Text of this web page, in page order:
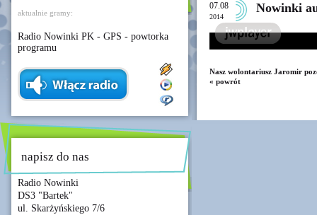
aktualnie gramy:
Radio Nowinki PK - GPS - powtorka
programu
napisz do nas
Radio Nowinki
DS3 "Bartek"
ul. Skarżyńskiego 7/6
07.08
2014
Nowinki
Nasz wolontariusz Jaromir
« powrót